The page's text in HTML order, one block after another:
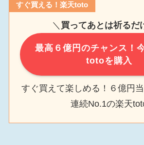
すぐ買える！楽天toto
＼ 買ってあとは祈るだ
最高６億円のチャンス！
totoを購入
すぐ買えて楽しめる！６億円
連続No.1の楽天